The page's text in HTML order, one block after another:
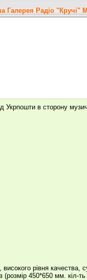
Галерея Радіо "Кручі"
Укрпошти в сторону
рівня качества,
(розмір 450*650 мм. кіл-